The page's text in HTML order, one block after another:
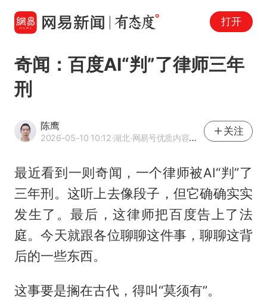
打开
奇闻：百度AI“判”了律师三年
刑
陈鹰
2026-05-10 10:12·湖北·网易号优质内容创作者
关注
最近看到一则奇闻，一个律师被AI“判”了
三年刑。这听上去像段子，但它确确实实
发生了。最后，这律师把百度告上了法
庭。今天就跟各位聊聊这件事，聊聊这背
后的一些东西。
这事要是搁在古代，得叫“莫须有”。